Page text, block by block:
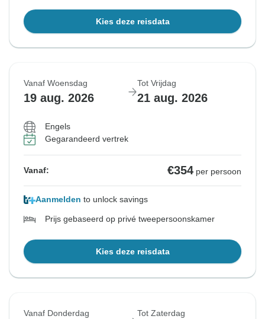
Kies deze reisdata
Vanaf Woensdag
19 aug. 2026
Tot Vrijdag
21 aug. 2026
Engels
Gegarandeerd vertrek
Vanaf: €354 per persoon
Aanmelden to unlock savings
Prijs gebaseerd op privé tweepersoonskamer
Kies deze reisdata
Vanaf Donderdag Tot Zaterdag